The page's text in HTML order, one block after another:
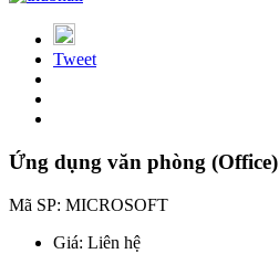
Tweet
Ứng dụng văn phòng (Office)
Mã SP: MICROSOFT
Giá: Liên hệ